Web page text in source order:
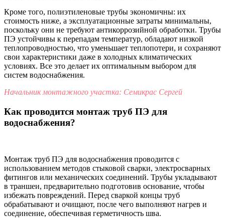
Кроме того, полиэтиленовые трубы экономичны: их
стоимость ниже, а эксплуатационные затраты минимальны,
поскольку они не требуют антикоррозийной обработки. Трубы
ПЭ устойчивы к перепадам температур, обладают низкой
теплопроводностью, что уменьшает теплопотери, и сохраняют
свои характеристики даже в холодных климатических
условиях. Все это делает их оптимальным выбором для
систем водоснабжения.
Начальник монтажного участка: Семикрас Сергей
Как проводится монтаж труб ПЭ для
водоснабжения?
Монтаж труб ПЭ для водоснабжения проводится с
использованием методов стыковой сварки, электросварных
фитингов или механических соединений. Трубы укладывают
в траншеи, предварительно подготовив основание, чтобы
избежать повреждений. Перед сваркой концы труб
обрабатывают и очищают, после чего выполняют нагрев и
соединение, обеспечивая герметичность шва.